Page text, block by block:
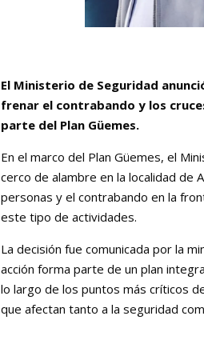
El Ministerio de Seguridad
frenar el contrabando y los
parte del Plan Güemes.
En el marco del Plan Güemes, el
cerco de alambre en la localidad de
personas y el contrabando en la
este tipo de actividades.
La decisión fue comunicada por la
acción forma parte de un plan
lo largo de los puntos más críticos
que afectan tanto a la seguridad